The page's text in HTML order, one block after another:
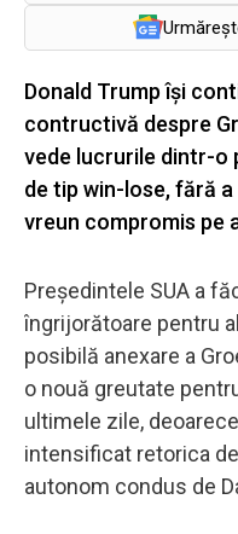
Donald Trump își
contructivă despre
vede lucrurile dintr-o
de tip win-lose, fără
vreun compromis pe
Președintele SUA a
îngrijorătoare pentru
posibilă anexare a
o nouă greutate
ultimele zile,
intensificat retorica
autonom condus de